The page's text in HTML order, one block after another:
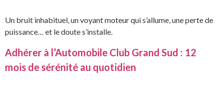
Un bruit inhabituel, un voyant moteur qui s’allume, une perte de
puissance… et le doute s’installe.
Adhérer à l’Automobile Club Grand Sud : 12
mois de sérénité au quotidien